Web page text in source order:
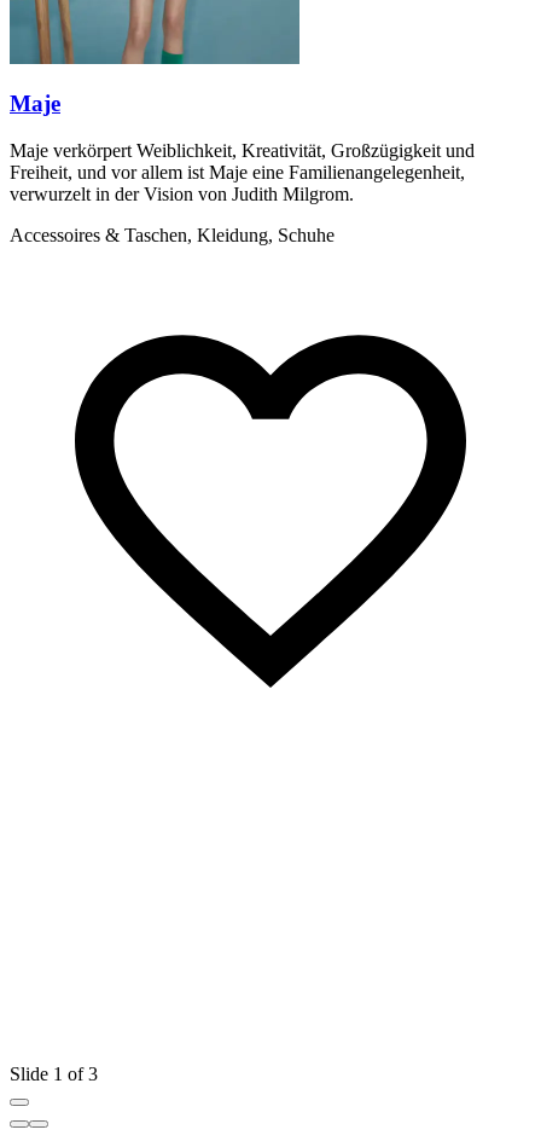
Maje
Maje verkörpert Weiblichkeit, Kreativität, Großzügigkeit und
Freiheit, und vor allem ist Maje eine Familienangelegenheit,
verwurzelt in der Vision von Judith Milgrom.
Accessoires & Taschen, Kleidung, Schuhe
Slide 1 of 3